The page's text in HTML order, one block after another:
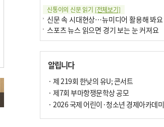
신통이의 신문 읽기 [전체보기]
신문 속 시대현상…뉴미디어 활용해 봐요
스포츠 뉴스 읽으면 경기 보는 눈 커져요
팩트체크[전체보기]
알립니다
· 제 219회 한낮의 유U; 콘서트
· 제7회 부마항쟁문학상 공모
· 2026 국제 어린이·청소년 경제아카데미